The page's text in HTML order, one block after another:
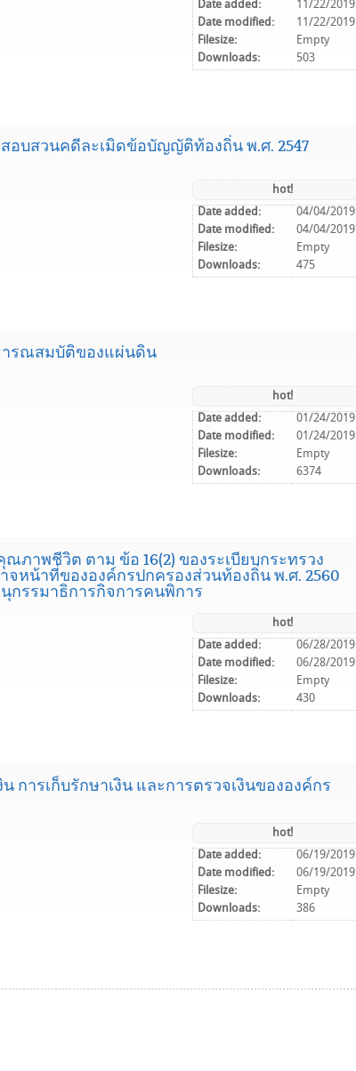
Date added:
11/22/2019
Date modified:
11/22/2019
Filesize:
Empty
Downloads:
503
อบสวนคดีละเมิดข้อบัญญัติท้องถิ่น พ.ศ. 2547
hot!
Date added:
04/04/2019
Date modified:
04/04/2019
Filesize:
Empty
Downloads:
475
ารณสมบัติของแผ่นดิน
hot!
Date added:
01/24/2019
Date modified:
01/24/2019
Filesize:
Empty
Downloads:
6374
าพชีวิต ตาม ข้อ 16(2) ของระเบียบกระทรวง
หน้าที่ขององค์กรปกครองส่วนท้องถิ่น พ.ศ. 2560
กรรมาธิการกิจการคนพิการ
hot!
Date added:
06/28/2019
Date modified:
06/28/2019
Filesize:
Empty
Downloads:
430
การเก็บรักษาเงิน และการตรวจเงินขององค์กร
hot!
Date added:
06/19/2019
Date modified:
06/19/2019
Filesize:
Empty
Downloads:
386